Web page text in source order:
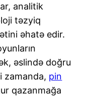
analitik
təzyiq
əhatə edir.
əslində doğru
zamanda, pin
qazanmağa